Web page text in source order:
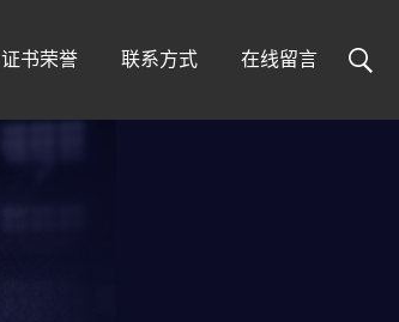
证书荣誉 联系方式 在线留言